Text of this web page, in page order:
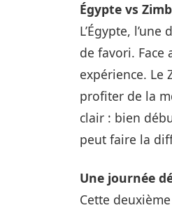
Égypte vs
L’Égypte,
de favori. Face
expérience. Le
profiter de la
clair : bien
peut faire la
Une journée
Cette